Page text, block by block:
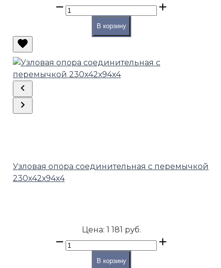
В корзину
Узловая опора соединительная с перемычкой
230х42х94х4
Цена: 1 181 руб.
В корзину